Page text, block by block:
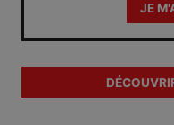
JE